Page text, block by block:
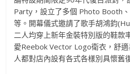
Party ，設立了多個 Photo Booth
等。開幕儀式邀請了歌手胡鴻鈞(
二人均穿上新年金裝特別版的鞋款
愛Reebok Vector Logo衛衣，舒適
人都對店內設有各式各樣別具懷舊